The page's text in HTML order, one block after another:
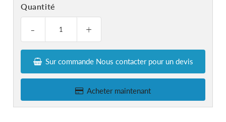
Quantité
+
-
Sur commande Nous contacter pour un devis
Acheter maintenant